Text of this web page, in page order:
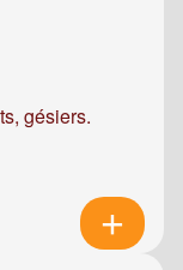
gésiers.